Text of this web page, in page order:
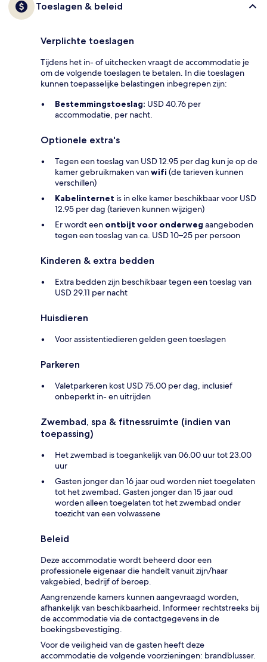
Toeslagen & beleid
Verplichte toeslagen
Tijdens het in- of uitchecken vraagt de accommodatie je
om de volgende toeslagen te betalen. In die toeslagen
kunnen toepasselijke belastingen inbegrepen zijn:
Bestemmingstoeslag: USD 40.76 per
accommodatie, per nacht.
Optionele extra's
Tegen een toeslag van USD 12.95 per dag kun je op de
kamer gebruikmaken vanwifi (de tarieven kunnen
verschillen)
Kabelinternet is in elke kamer beschikbaar voor USD
12.95 per dag (tarieven kunnen wijzigen)
Er wordt een ontbijt voor onderweg aangeboden
tegen een toeslag van ca. USD 10–25 per persoon
Kinderen & extra bedden
Extra bedden zijn beschikbaar tegen een toeslag van
USD 29.11 per nacht
Huisdieren
Voor assistentiedieren gelden geen toeslagen
Parkeren
Valetparkeren kost USD 75.00 per dag, inclusief
onbeperkt in- en uitrijden
Zwembad, spa & fitnessruimte (indien van
toepassing)
Het zwembad is toegankelijk van 06.00 uur tot 23.00
uur
Gasten jonger dan 16 jaar oud worden niet toegelaten
tot het zwembad. Gasten jonger dan 15 jaar oud
worden alleen toegelaten tot het zwembad onder
toezicht van een volwassene
Beleid
Deze accommodatie wordt beheerd door een
professionele eigenaar die handelt vanuit zijn/haar
vakgebied, bedrijf of beroep.
Aangrenzende kamers kunnen aangevraagd worden,
afhankelijk van beschikbaarheid. Informeer rechtstreeks bij
de accommodatie via de contactgegevens in de
boekingsbevestiging.
Voor de veiligheid van de gasten heeft deze
accommodatie de volgende voorzieningen: brandblusser.